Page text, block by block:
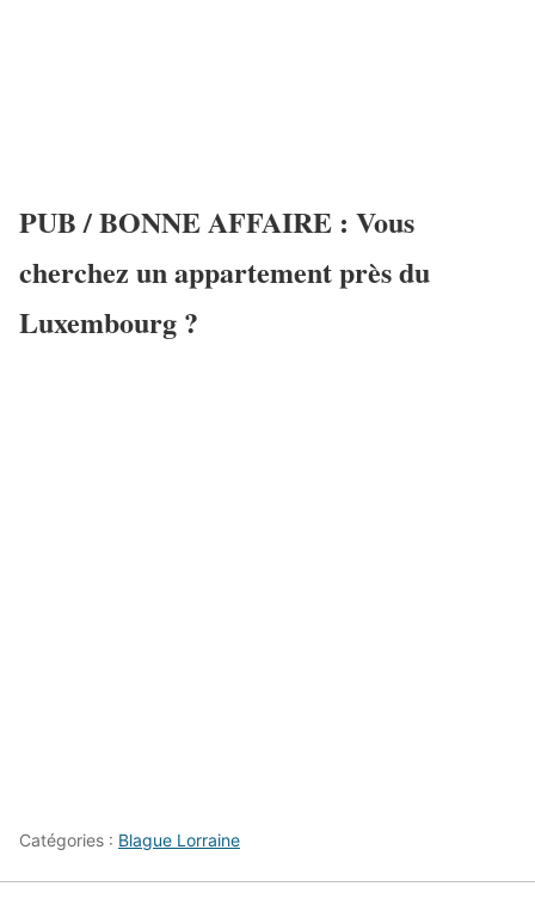
PUB / BONNE AFFAIRE : Vous
cherchez un appartement près du
Luxembourg ?
Catégories : Blague Lorraine